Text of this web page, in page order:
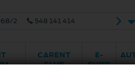
2 548 141 414
CARENT
CLUB
E-
SHOP